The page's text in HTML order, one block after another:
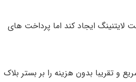
ایجاد کند اما پرداخت های
و تقریبا بدون هزینه را بر بستر بلاک